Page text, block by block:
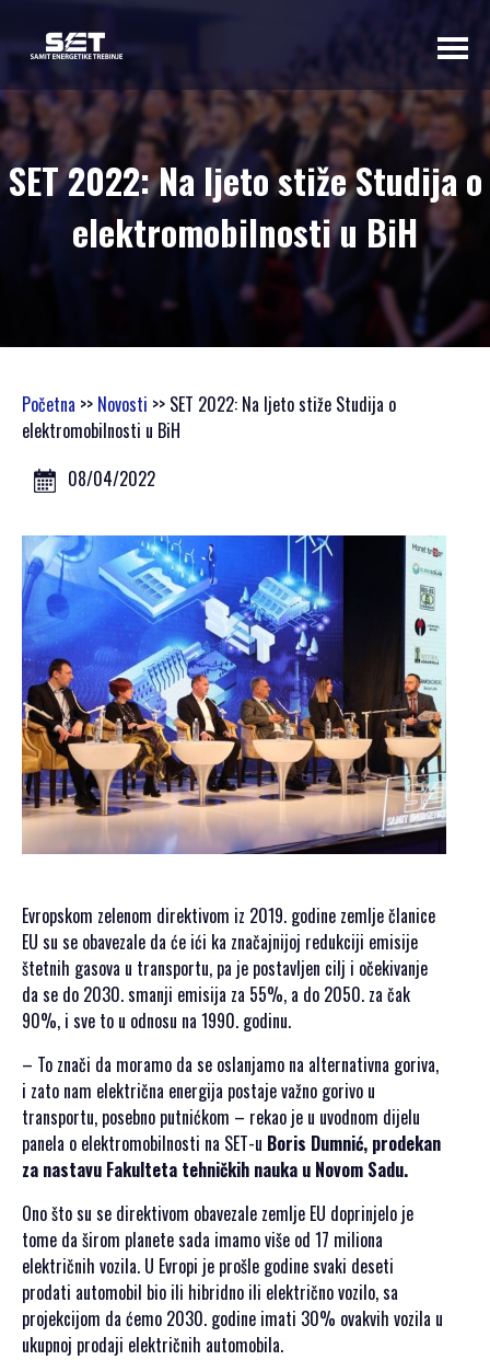
O NAMA
UVODNA RIJEČ
ORGANIZATORA
PODACI
SAMIT 2022
SAMIT 2021
SAMIT 2020
GALERIJA 2023
GALERIJA 2021
GALERIJA 2020
PROGRAM
OPŠTE
INFORMACIJE
KAKO SE
REGISTROVATI
KAKO DOĆI
SMJEŠTAJ
VIZUALI ZA
ŠTAMPU
SPONZORSTVO
SPONZORI SET
2026
POKROVITELJI I
SPONZORI SET
2025
POKROVITELJI I
SPONZORI SET
2024
POKROVITELJI I
SPONZORI SET
2023
SET 2022: Na ljeto stiže Studija o
elektromobilnosti u BiH
Početna >> Novosti >> SET 2022: Na ljeto stiže Studija o
elektromobilnosti u BiH
08/04/2022
Evropskom zelenom direktivom iz 2019. godine zemlje članice
EU su se obavezale da će ići ka značajnijoj redukciji emisije
štetnih gasova u transportu, pa je postavljen cilj i očekivanje
da se do 2030. smanji emisija za 55%, a do 2050. za čak
90%, i sve to u odnosu na 1990. godinu.
– To znači da moramo da se oslanjamo na alternativna goriva,
i zato nam električna energija postaje važno gorivo u
transportu, posebno putnićkom – rekao je u uvodnom dijelu
panela o elektromobilnosti na SET-u Boris Dumnić, prodekan
za nastavu Fakulteta tehničkih nauka u Novom Sadu.
Ono što su se direktivom obavezale zemlje EU doprinjelo je
tome da širom planete sada imamo više od 17 miliona
električnih vozila. U Evropi je prošle godine svaki deseti
prodati automobil bio ili hibridno ili električno vozilo, sa
projekcijom da ćemo 2030. godine imati 30% ovakvih vozila u
ukupnoj prodaji električnih automobila.